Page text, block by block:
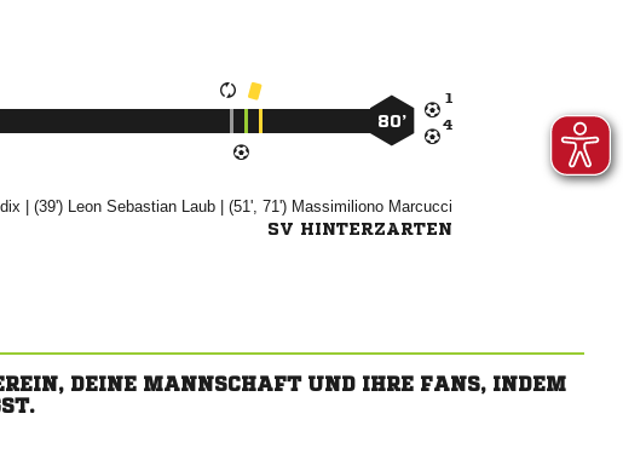


80’
| (39')    | (51', 71')  
SV HINTERZARTEN
DEINE MANNSCHAFT UND IHRE FANS, INDEM